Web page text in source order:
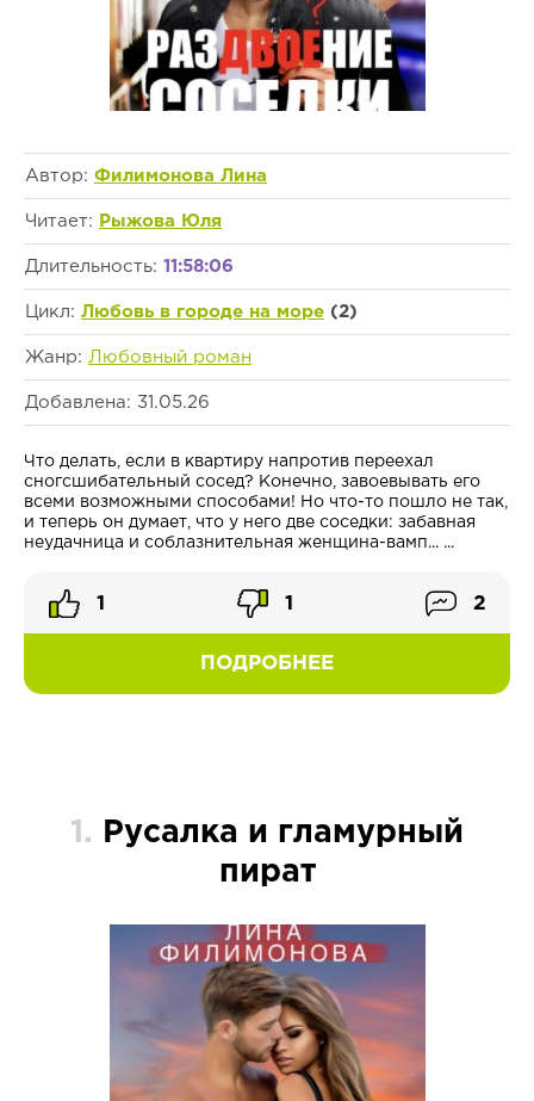
Автор: Филимонова Лина
Читает: Рыжова Юля
Длительность: 11:58:06
Цикл: Любовь в городе на море (2)
Жанр: Любовный роман
Добавлена: 31.05.26
Что делать, если в квартиру напротив переехал
сногсшибательный сосед? Конечно, завоевывать его
всеми возможными способами! Но что-то пошло не так,
и теперь он думает, что у него две соседки: забавная
неудачница и соблазнительная женщина-вамп... ...
ПОДРОБНЕЕ
1 1 2
1.
Русалка и гламурный
пират